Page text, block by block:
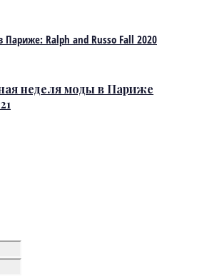
неделя моды в Париже